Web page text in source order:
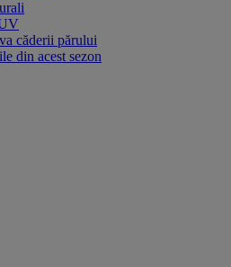
căderii părului
din acest sezon